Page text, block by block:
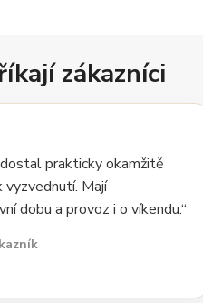
zákazníci
prakticky okamžitě
vyzvednutí. Mají
dobu a provoz i o víkendu.“